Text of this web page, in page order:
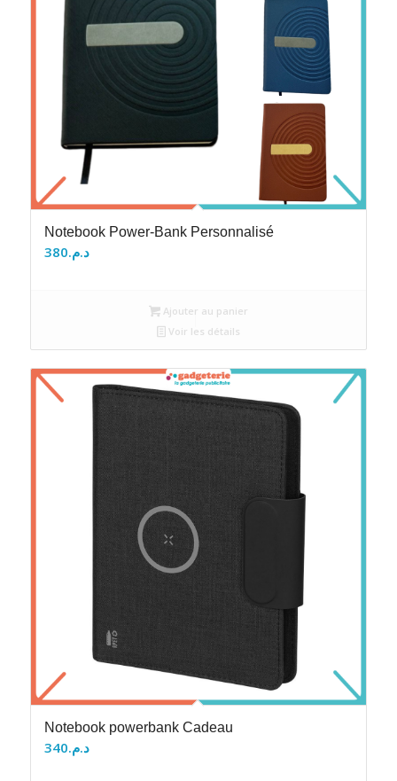
Notebook Power-Bank Personnalisé
د.م.380
Ajouter au panier
Voir les détails
Notebook powerbank Cadeau
د.م.340